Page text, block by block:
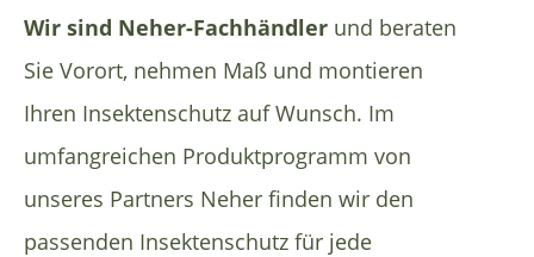
Wir sind Neher-Fachhändler und beraten
Sie Vorort, nehmen Maß und montieren
Ihren Insektenschutz auf Wunsch. Im
umfangreichen Produktprogramm von
unseres Partners Neher finden wir den
passenden Insektenschutz für jede